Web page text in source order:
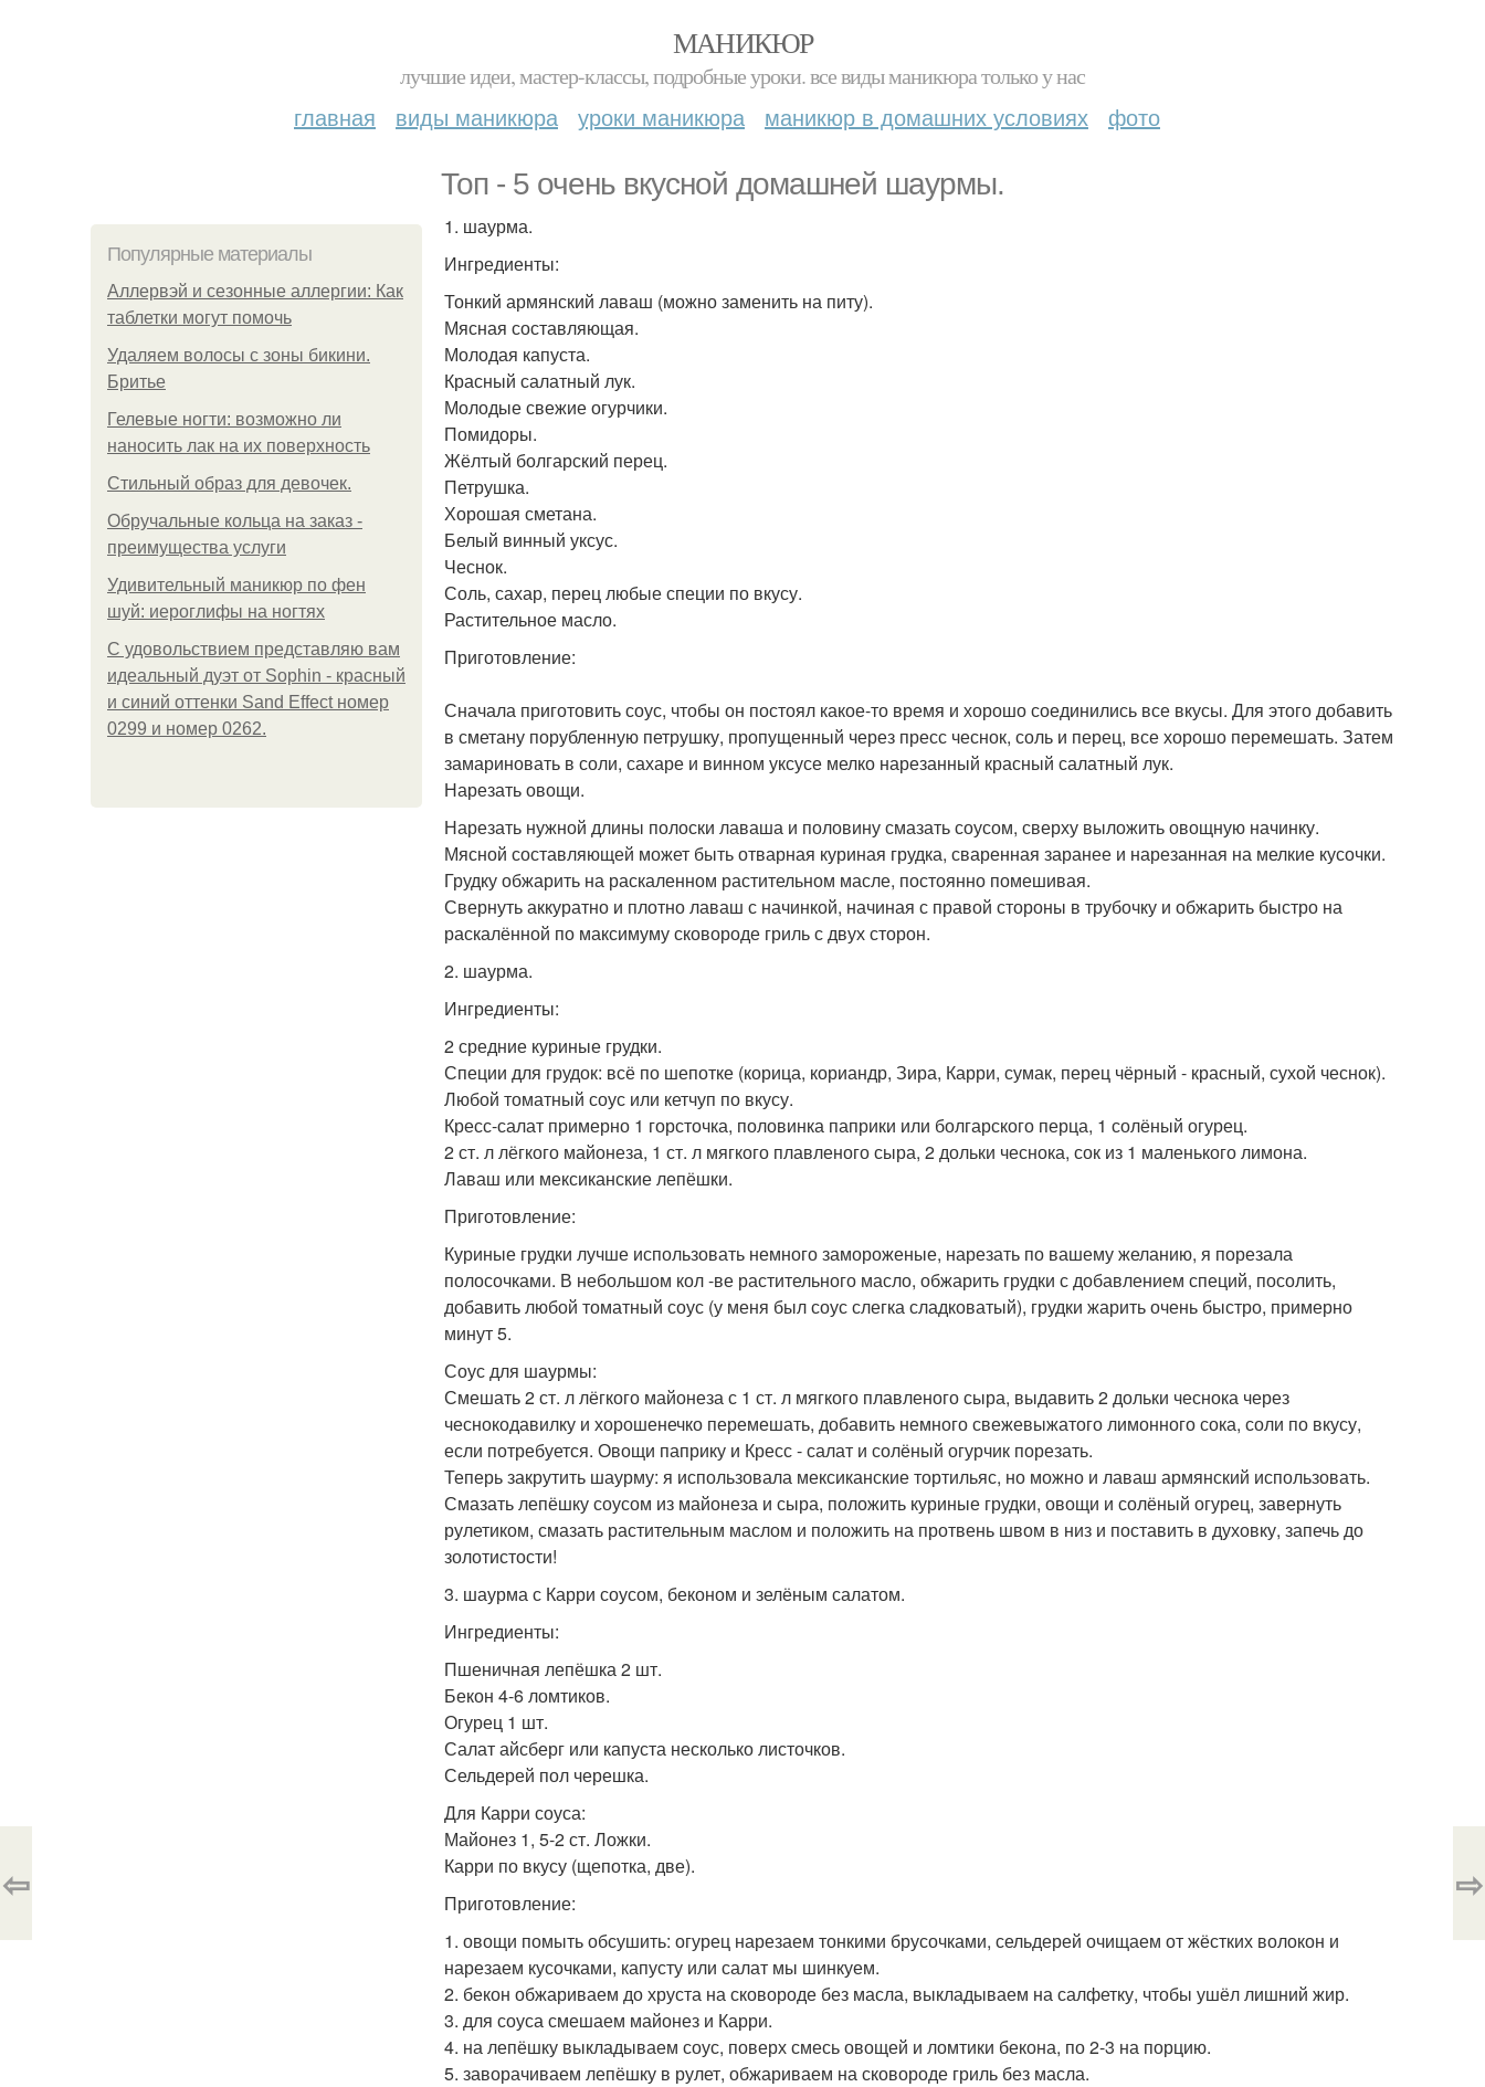
МАНИКЮР
лучшие идеи, мастер-классы, подробные уроки. все виды маникюра только у нас
главная виды маникюра уроки маникюра маникюр в домашних условиях фото
Топ - 5 очень вкусной домашней шаурмы.
Популярные материалы
Аллервэй и сезонные аллергии: Как
таблетки могут помочь
Удаляем волосы с зоны бикини.
Бритье
Гелевые ногти: возможно ли
наносить лак на их поверхность
Стильный образ для девочек.
Обручальные кольца на заказ -
преимущества услуги
Удивительный маникюр по фен
шуй: иероглифы на ногтях
С удовольствием представляю вам
идеальный дуэт от Sophin - красный
и синий оттенки Sand Effect номер
0299 и номер 0262.
1. шаурма.
Ингредиенты:
Тонкий армянский лаваш (можно заменить на питу).
Мясная составляющая.
Молодая капуста.
Красный салатный лук.
Молодые свежие огурчики.
Помидоры.
Жёлтый болгарский перец.
Петрушка.
Хорошая сметана.
Белый винный уксус.
Чеснок.
Соль, сахар, перец любые специи по вкусу.
Растительное масло.
Приготовление:
Сначала приготовить соус, чтобы он постоял какое-то время и хорошо соединились все вкусы. Для этого добавить
в сметану порубленную петрушку, пропущенный через пресс чеснок, соль и перец, все хорошо перемешать. Затем
замариновать в соли, сахаре и винном уксусе мелко нарезанный красный салатный лук.
Нарезать овощи.
Нарезать нужной длины полоски лаваша и половину смазать соусом, сверху выложить овощную начинку.
Мясной составляющей может быть отварная куриная грудка, сваренная заранее и нарезанная на мелкие кусочки.
Грудку обжарить на раскаленном растительном масле, постоянно помешивая.
Свернуть аккуратно и плотно лаваш с начинкой, начиная с правой стороны в трубочку и обжарить быстро на
раскалённой по максимуму сковороде гриль с двух сторон.
2. шаурма.
Ингредиенты:
2 средние куриные грудки.
Специи для грудок: всё по шепотке (корица, кориандр, Зира, Карри, сумак, перец чёрный - красный, сухой чеснок).
Любой томатный соус или кетчуп по вкусу.
Кресс-салат примерно 1 горсточка, половинка паприки или болгарского перца, 1 солёный огурец.
2 ст. л лёгкого майонеза, 1 ст. л мягкого плавленого сыра, 2 дольки чеснока, сок из 1 маленького лимона.
Лаваш или мексиканские лепёшки.
Приготовление:
Куриные грудки лучше использовать немного замороженые, нарезать по вашему желанию, я порезала
полосочками. В небольшом кол -ве растительного масло, обжарить грудки с добавлением специй, посолить,
добавить любой томатный соус (у меня был соус слегка сладковатый), грудки жарить очень быстро, примерно
минут 5.
Соус для шаурмы:
Смешать 2 ст. л лёгкого майонеза с 1 ст. л мягкого плавленого сыра, выдавить 2 дольки чеснока через
чеснокодавилку и хорошенечко перемешать, добавить немного свежевыжатого лимонного сока, соли по вкусу,
если потребуется. Овощи паприку и Кресс - салат и солёный огурчик порезать.
Теперь закрутить шаурму: я использовала мексиканские тортильяс, но можно и лаваш армянский использовать.
Смазать лепёшку соусом из майонеза и сыра, положить куриные грудки, овощи и солёный огурец, завернуть
рулетиком, смазать растительным маслом и положить на протвень швом в низ и поставить в духовку, запечь до
золотистости!
3. шаурма с Карри соусом, беконом и зелёным салатом.
Ингредиенты:
Пшеничная лепёшка 2 шт.
Бекон 4-6 ломтиков.
Огурец 1 шт.
Салат айсберг или капуста несколько листочков.
Сельдерей пол черешка.
Для Карри соуса:
Майонез 1, 5-2 ст. Ложки.
Карри по вкусу (щепотка, две).
Приготовление:
1. овощи помыть обсушить: огурец нарезаем тонкими брусочками, сельдерей очищаем от жёстких волокон и
нарезаем кусочками, капусту или салат мы шинкуем.
2. бекон обжариваем до хруста на сковороде без масла, выкладываем на салфетку, чтобы ушёл лишний жир.
3. для соуса смешаем майонез и Карри.
4. на лепёшку выкладываем соус, поверх смесь овощей и ломтики бекона, по 2-3 на порцию.
5. заворачиваем лепёшку в рулет, обжариваем на сковороде гриль без масла.
⇦ ⇨